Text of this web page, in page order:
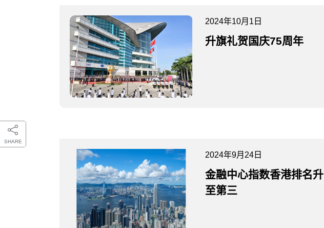
SHARE
2024年10月1日
升旗礼贺国庆75周年
2024年9月24日
金融中心指数香港排名升
至第三